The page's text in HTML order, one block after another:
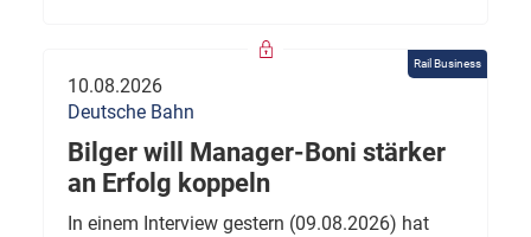
Rail Business
10.08.2026
Deutsche Bahn
Bilger will Manager-Boni stärker
an Erfolg koppeln
In einem Interview gestern (09.08.2026) hat